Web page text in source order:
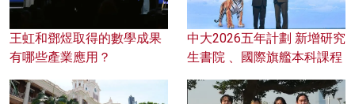
王虹和鄧煜取得的數學成果
有哪些產業應用？
中大2026五年計劃 新增研究
生書院 、國際旗艦本科課程